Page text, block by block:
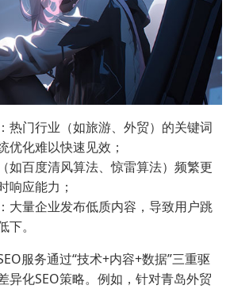
：热门行业（如旅游、外贸）的关键词
优化难以快速见效；
如百度清风算法、惊雷算法）频繁更
响应能力；
：大量企业发布低质内容，导致用户跳
。
服务通过“技术+内容+数据”三重驱
异化SEO策略。例如，针对青岛外贸